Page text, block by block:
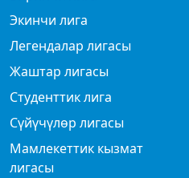
Экинчи лига
Легендалар лигасы
Жаштар лигасы
Студенттик лига
Сүйүчүлөр лигасы
Мамлекеттик кызмат
лигасы